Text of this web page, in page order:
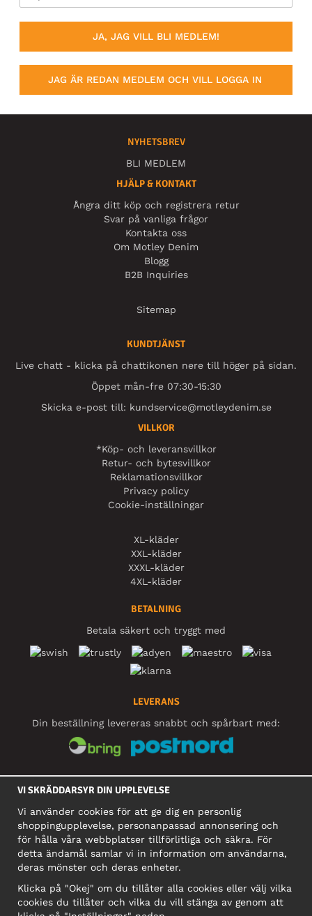
JA, JAG VILL BLI MEDLEM!
JAG ÄR REDAN MEDLEM OCH VILL LOGGA IN
NYHETSBREV
BLI MEDLEM
HJÄLP & KONTAKT
Ångra ditt köp och registrera retur
Svar på vanliga frågor
Kontakta oss
Om Motley Denim
Blogg
B2B Inquiries
Sitemap
KUNDTJÄNST
Live chatt - klicka på chattikonen nere till höger på sidan.
Öppet mån-fre 07:30-15:30
Skicka e-post till: kundservice@motleydenim.se
VILLKOR
*Köp- och leveransvillkor
Retur- och bytesvillkor
Reklamationsvillkor
Privacy policy
Cookie-inställningar
XL-kläder
XXL-kläder
XXXL-kläder
4XL-kläder
BETALNING
Betala säkert och tryggt med
LEVERANS
Din beställning levereras snabbt och spårbart med:
SOCIALA MEDIER
FÖRETAG
Motley Denim Europe OÜ
Narva mnt 5, EE-10117 Tallinn
Org: 12356245, Momsnummer: SE502090048501
OBS! Skicka inte varureturer till denna adress!
VI SKRÄDDARSYR DIN UPPLEVELSE
Vi använder cookies för att ge dig en personlig
shoppingupplevelse, personanpassad annonsering och
för hålla våra webbplatser tillförlitliga och säkra. För
detta ändamål samlar vi in information om användarna,
deras mönster och deras enheter.
Klicka på "Okej" om du tillåter alla cookies eller välj vilka
cookies du tillåter och vilka du vill stänga av genom att